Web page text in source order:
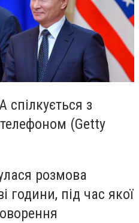
з
(Getty
розмова
години, під час якої